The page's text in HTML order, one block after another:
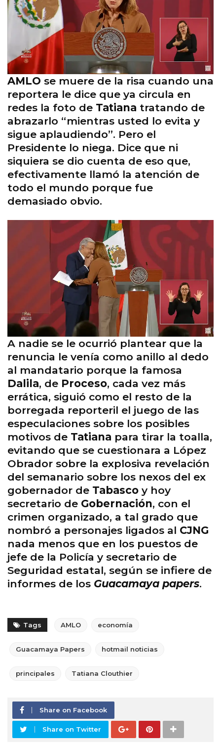
AMLO se muere de la risa cuando una
reportera le dice que ya circula en
redes la foto de Tatiana tratando de
abrazarlo “mientras usted lo evita y
sigue aplaudiendo”. Pero el
Presidente lo niega. Dice que ni
siquiera se dio cuenta de eso que,
efectivamente llamó la atención de
todo el mundo porque fue
demasiado obvio.
A nadie se le ocurrió plantear que la
renuncia le venía como anillo al dedo
al mandatario porque la famosa
Dalila, de Proceso, cada vez más
errática, siguió como el resto de la
borregada reporteril el juego de las
especulaciones sobre los posibles
motivos de Tatiana para tirar la toalla,
evitando que se cuestionara a López
Obrador sobre la explosiva revelación
del semanario sobre los nexos del ex
gobernador de Tabasco y hoy
secretario de Gobernación, con el
crimen organizado, a tal grado que
nombró a personajes ligados al CJNG
nada menos que en los puestos de
jefe de la Policía y secretario de
Seguridad estatal, según se infiere de
informes de los Guacamaya papers.
Tags AMLO economía
Guacamaya Papers hotmail noticias
principales Tatiana Clouthier
Share on Facebook
Share on Twitter